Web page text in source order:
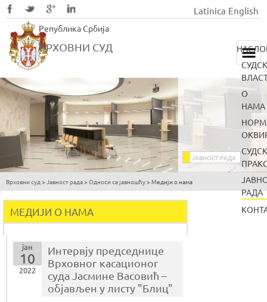
to
main
Република Србија
ВРХОВНИ СУД
Latinica English
О
НАМА
РАДА
ЈАВНОСТ РАДА
You
are
here
Врховни суд > Јавност рада> Односи са јавношћу> Медији о нама
МЕДИЈИ О НАМА
јан
10
2022
Интервју председнице
Врховног касационог
суда Јасмине Васовић –
објављен у листу "Блиц"